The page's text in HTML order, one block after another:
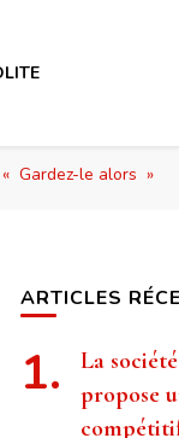
« Gardez-le alors »
ARTICLES
La
propose